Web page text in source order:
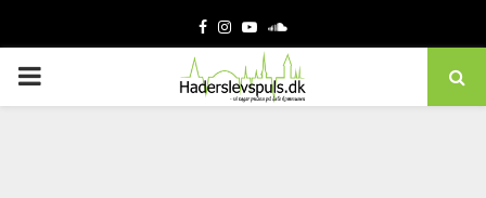
Facebook
Instagram
YoutubeSoundcloud
PRIMARY